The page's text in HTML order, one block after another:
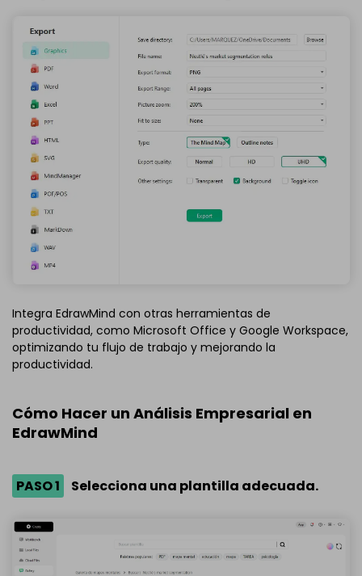
Integra EdrawMind con otras herramientas de
productividad, como Microsoft Office y Google Workspace,
optimizando tu flujo de trabajo y mejorando la
productividad.
Cómo Hacer un Análisis Empresarial en
EdrawMind
PASO 1 Selecciona una plantilla adecuada.